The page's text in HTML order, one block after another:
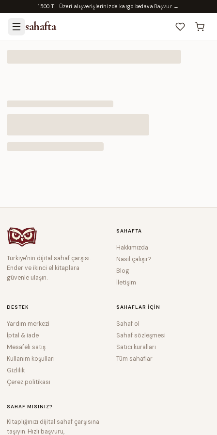
1500 TL Üzeri alışverişlerinizde kargo bedava.Başvur →
sahafta
Türkiye'nin dijital sahaf çarşısı.
Ender ve ikinci el kitaplara
güvenle ulaşın.
SAHAFTA
Hakkımızda
Nasıl çalışır?
Blog
İletişim
DESTEK
Yardım merkezi
İptal & iade
Mesafeli satış
Kullanım koşulları
Gizlilik
Çerez politikası
SAHAFLAR IÇIN
Sahaf ol
Sahaf sözleşmesi
Satıcı kuralları
Tüm sahaflar
SAHAF MISINIZ?
Kitaplığınızı dijital sahaf çarşısına
taşıyın. Hızlı başvuru,